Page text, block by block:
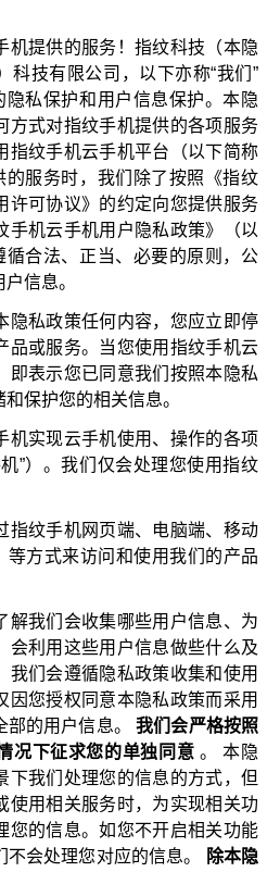
机提供的服务！指纹科技（本隐
科技有限公司，以下亦称“我们”
隐私保护和用户信息保护。本隐
方式对指纹手机提供的各项服务
指纹手机云手机平台（以下简称
的服务时，我们除了按照《指纹
许可协议》的约定向您提供服务
手机云手机用户隐私政策》（以
循合法、正当、必要的原则，公
信息。
隐私政策任何内容，您应立即停
品或服务。当您使用指纹手机云
即表示您已同意我们按照本隐私
保护您的相关信息。
机实现云手机使用、操作的各项
”）。我们仅会处理您使用指纹
指纹手机网页端、电脑端、移动
等方式来访问和使用我们的产品
解我们会收集哪些用户信息、为
会利用这些用户信息做些什么及
我们会遵循隐私政策收集和使用
因您授权同意本隐私政策而采用
部的用户信息。我们会严格按照
况下征求您的单独同意 。 本隐
下我们处理您的信息的方式，但
使用相关服务时，为实现相关功
您的信息。如您不开启相关功能
会处理您对应的信息。
除本隐